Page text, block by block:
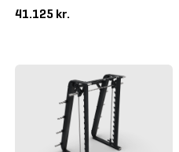
41.125 kr.